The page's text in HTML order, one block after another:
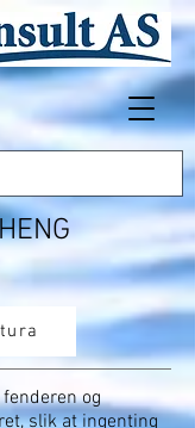
og
slik at ingenting